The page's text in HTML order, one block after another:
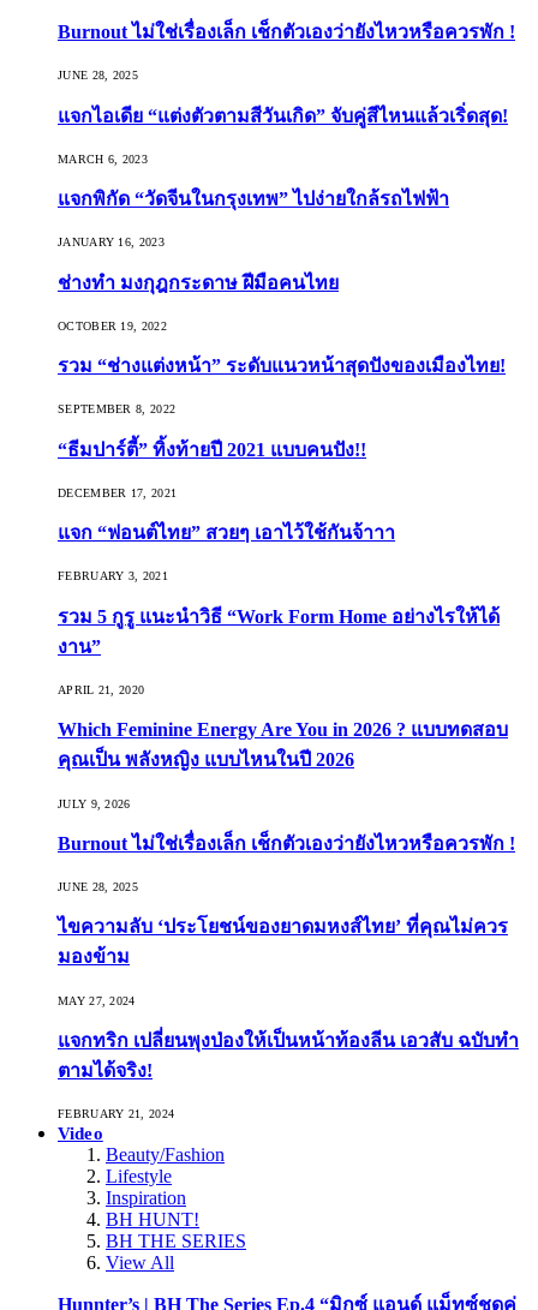
Burnout ไม่ใช่เรื่องเล็ก เช็กตัวเองว่ายังไหวหรือควรพัก !
JUNE 28, 2025
แจกไอเดีย “แต่งตัวตามสีวันเกิด” จับคู่สีไหนแล้วเริ่ดสุด!
MARCH 6, 2023
แจกพิกัด “วัดจีนในกรุงเทพ” ไปง่ายใกล้รถไฟฟ้า
JANUARY 16, 2023
ช่างทำ มงกุฎกระดาษ ฝีมือคนไทย
OCTOBER 19, 2022
รวม “ช่างแต่งหน้า” ระดับแนวหน้าสุดปังของเมืองไทย!
SEPTEMBER 8, 2022
“ธีมปาร์ตี้” ทิ้งท้ายปี 2021 แบบคนปัง!!
DECEMBER 17, 2021
แจก “ฟอนต์ไทย” สวยๆ เอาไว้ใช้กันจ้าาา
FEBRUARY 3, 2021
รวม 5 กูรู แนะนำวิธี “Work Form Home อย่างไรให้ได้
งาน”
APRIL 21, 2020
Which Feminine Energy Are You in 2026 ? แบบทดสอบ
คุณเป็น พลังหญิง แบบไหนในปี 2026
JULY 9, 2026
Burnout ไม่ใช่เรื่องเล็ก เช็กตัวเองว่ายังไหวหรือควรพัก !
JUNE 28, 2025
ไขความลับ ‘ประโยชน์ของยาดมหงส์ไทย’ ที่คุณไม่ควร
มองข้าม
MAY 27, 2024
แจกทริก เปลี่ยนพุงป่องให้เป็นหน้าท้องลีน เอวสับ ฉบับทำ
ตามได้จริง!
FEBRUARY 21, 2024
Video
Beauty/Fashion
Lifestyle
Inspiration
BH HUNT!
BH THE SERIES
View All
Hunnter’s | BH The Series Ep.4 “มิกซ์ แอนด์ แม็ทซ์ชุดคู่